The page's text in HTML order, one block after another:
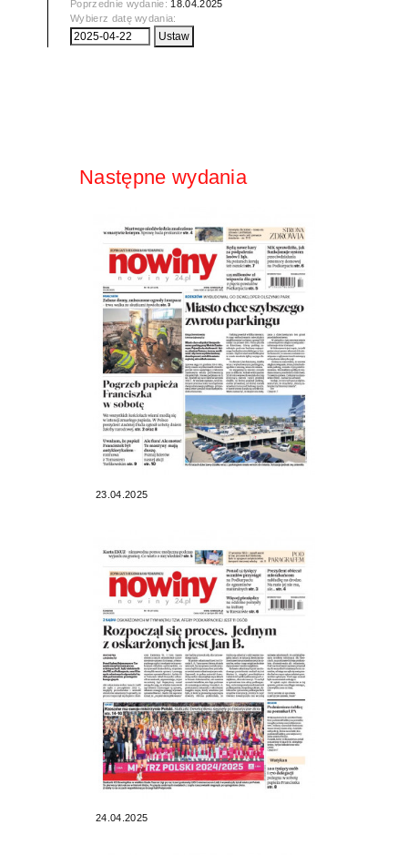
Poprzednie wydanie: 18.04.2025
Wybierz datę wydania:
Następne wydania
23.04.2025
24.04.2025